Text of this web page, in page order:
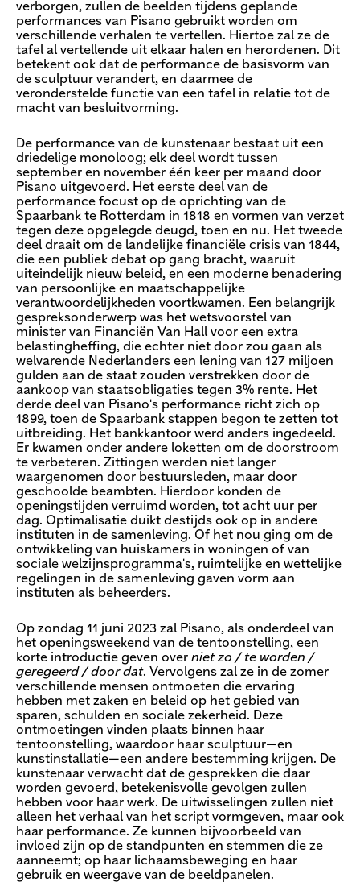
verborgen, zullen de beelden tijdens geplande
performances van Pisano gebruikt worden om
verschillende verhalen te vertellen. Hiertoe zal ze de
tafel al vertellende uit elkaar halen en herordenen. Dit
betekent ook dat de performance de basisvorm van
de sculptuur verandert, en daarmee de
veronderstelde functie van een tafel in relatie tot de
macht van besluitvorming.
De performance van de kunstenaar bestaat uit een
driedelige monoloog; elk deel wordt tussen
september en november één keer per maand door
Pisano uitgevoerd. Het eerste deel van de
performance focust op de oprichting van de
Spaarbank te Rotterdam in 1818 en vormen van verzet
tegen deze opgelegde deugd, toen en nu. Het tweede
deel draait om de landelijke financiële crisis van 1844,
die een publiek debat op gang bracht, waaruit
uiteindelijk nieuw beleid, en een moderne benadering
van persoonlijke en maatschappelijke
verantwoordelijkheden voortkwamen. Een belangrijk
gespreksonderwerp was het wetsvoorstel van
minister van Financiën Van Hall voor een extra
belastingheffing, die echter niet door zou gaan als
welvarende Nederlanders een lening van 127 miljoen
gulden aan de staat zouden verstrekken door de
aankoop van staatsobligaties tegen 3% rente. Het
derde deel van Pisano's performance richt zich op
1899, toen de Spaarbank stappen begon te zetten tot
uitbreiding. Het bankkantoor werd anders ingedeeld.
Er kwamen onder andere loketten om de doorstroom
te verbeteren. Zittingen werden niet langer
waargenomen door bestuursleden, maar door
geschoolde beambten. Hierdoor konden de
openingstijden verruimd worden, tot acht uur per
dag. Optimalisatie duikt destijds ook op in andere
instituten in de samenleving. Of het nou ging om de
ontwikkeling van huiskamers in woningen of van
sociale welzijnsprogramma's, ruimtelijke en wettelijke
regelingen in de samenleving gaven vorm aan
instituten als beheerders.
Op zondag 11 juni 2023 zal Pisano, als onderdeel van
het openingsweekend van de tentoonstelling, een
korte introductie geven over niet zo / te worden /
geregeerd / door dat​. Vervolgens zal ze in de zomer
verschillende mensen ontmoeten die ervaring
hebben met zaken en beleid op het gebied van
sparen, schulden en sociale zekerheid. Deze
ontmoetingen vinden plaats binnen haar
tentoonstelling, waardoor haar sculptuur—en
kunstinstallatie—een andere bestemming krijgen. De
kunstenaar verwacht dat de gesprekken die daar
worden gevoerd, betekenisvolle gevolgen zullen
hebben voor haar werk. De uitwisselingen zullen niet
alleen het verhaal van het script vormgeven, maar ook
haar performance. Ze kunnen bijvoorbeeld van
invloed zijn op de standpunten en stemmen die ze
aanneemt; op haar lichaamsbeweging en haar
gebruik en weergave van de beeldpanelen.